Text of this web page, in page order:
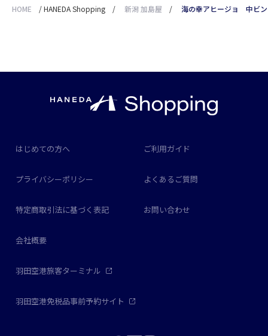
HOME
/HANEDA Shopping / 新潟 加島屋 / 海の幸アヒージョ 中ビ
はじめての方へ ご利用ガイド
プライバシーポリシー よくあるご質問
特定商取引法に基づく表記 お問い合わせ
会社概要
羽田空港旅客ターミナル
羽田空港免税品事前予約サイト